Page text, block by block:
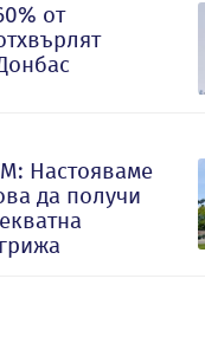
от
Настояваме
да получи